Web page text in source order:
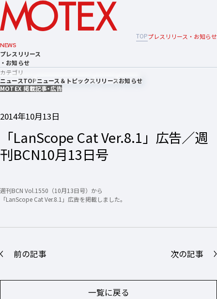
TOPプレスリリース・お知らせ
NEWS
プレスリリース
・お知らせ
カテゴリ
ニュースTOPニュース＆トピックスリリースお知らせ
MOTEX 掲載記事・広告
2014年10月13日
「LanScope Cat Ver.8.1」広告／週
刊BCN10月13日号
週刊BCN Vol.1550（10月13日号）から
「LanScope Cat Ver.8.1」広告を掲載しました。
前の記事
一覧に戻る
次の記事